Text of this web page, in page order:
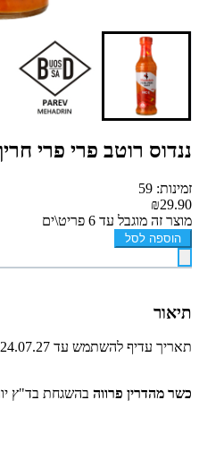
ננדוס רוטב פרי פרי חריף 250
זמינות: 59
₪29.90
מוצר זה מוגבל עד 6 פריט\ים
הוספה לסל
תיאור
תאריך עדיף להשתמש עד 24.07.27
כשר מהדרין פרווה בהשגחת בד"ץ